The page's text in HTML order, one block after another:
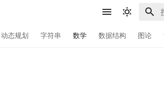
动态规划 字符串 数学 数据结构 图论